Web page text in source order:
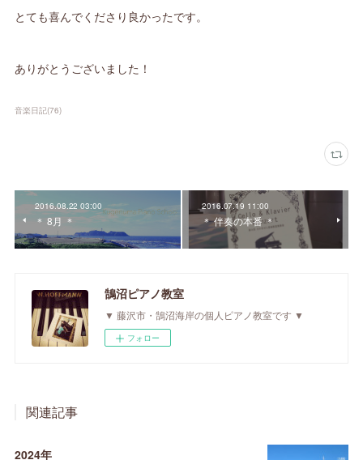
とても喜んでくださり良かったです。
ありがとうございました！
音楽日記(76)
2016.08.22 03:00
＊ 8月 ＊
2016.07.19 11:00
＊ 伴奏の本番 ＊
鵠沼ピアノ教室
▼ 藤沢市・鵠沼海岸の個人ピアノ教室です ▼
フォロー
関連記事
2024年